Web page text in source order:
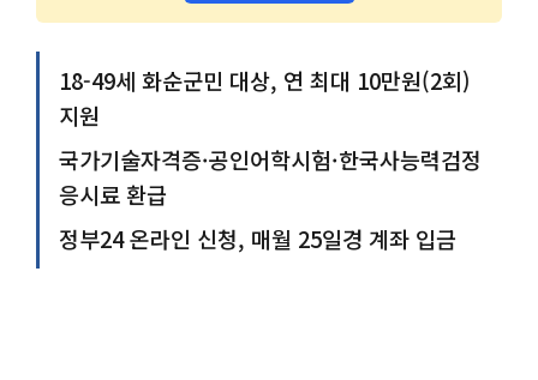
18-49세 화순군민 대상, 연 최대 10만원(2회)
지원
국가기술자격증·공인어학시험·한국사능력검정
응시료 환급
정부24 온라인 신청, 매월 25일경 계좌 입금